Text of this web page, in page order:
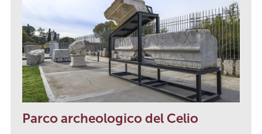
Parco archeologico del Celio